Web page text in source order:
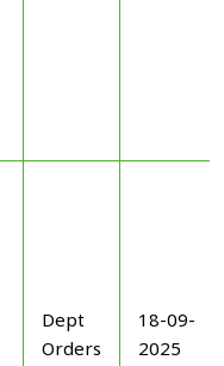
Dept
Orders
18-09-
2025